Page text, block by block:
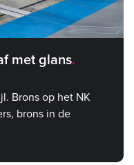
met glans
Brons op het NK
brons in de